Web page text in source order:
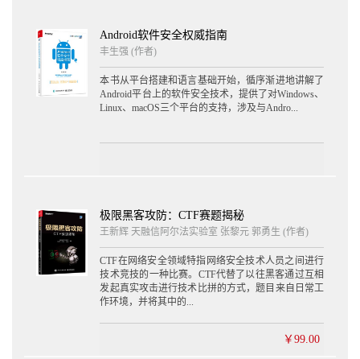
3.3.1 开发集成Reveal 41
3.3.2 越狱注入Reveal 42
3.4 Cycript 43
3.4.1 开发集成Cycript 44
3.4.2 使用Cycript越狱 45
3.5.4 Wireshark抓包 60
第4章 开发储备
4.1 App的结构及构建 66
4.1.1 获取应用包 66
4.1.2 应用包的格式 71
4.2 界面结构和事件传递 76
Android软件安全权威指南
丰生强(作者)
本书从平台搭建和语言基础开始，循序渐进地讲解了
Android平台上的软件安全技术，提供了对Windows、
Linux、macOS三个平台的支持，涉及与Andro...
极限黑客攻防：CTF赛题揭秘
王新辉 天融信阿尔法实验室 张黎元 郭勇生 (作者)
CTF在网络安全领域特指网络安全技术人员之间进行
技术竞技的一种比赛。CTF代替了以往黑客通过互相
发起真实攻击进行技术比拼的方式，题目来自日常工
作环境，并将其中的...
￥99.00